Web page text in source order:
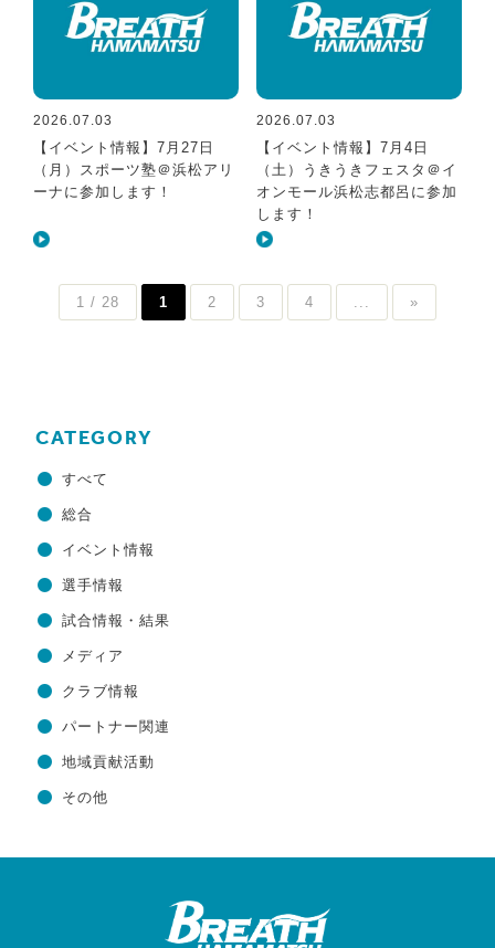
2026.07.03
【イベント情報】7月27日
（月）スポーツ塾＠浜松アリ
ーナに参加します！
2026.07.03
【イベント情報】7月4日
（土）うきうきフェスタ＠イ
オンモール浜松志都呂に参加
します！
1 / 28 1 2 3 4 »
CATEGORY
すべて
総合
イベント情報
選手情報
試合情報・結果
メディア
クラブ情報
パートナー関連
地域貢献活動
その他